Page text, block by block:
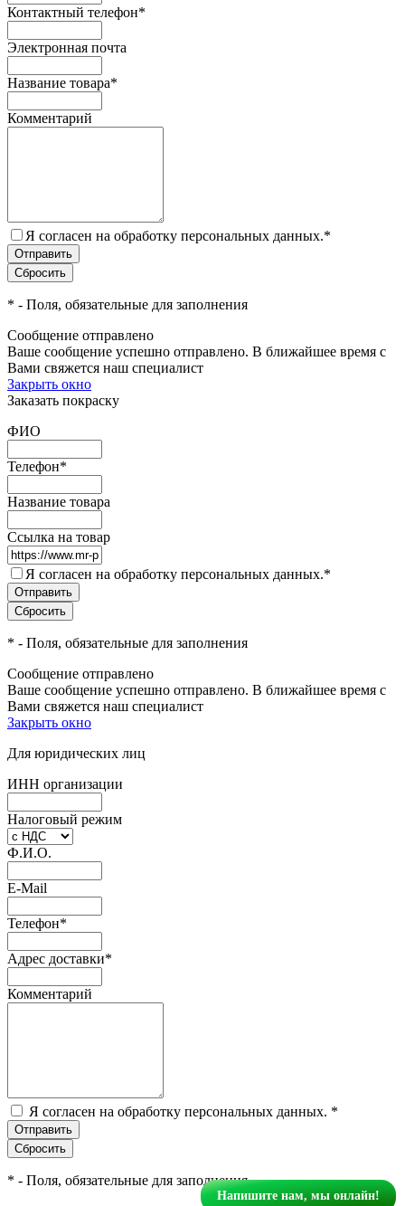
Контактный телефон*
Электронная почта
Название товара*
Комментарий
Я согласен на обработку персональных данных.*
* - Поля, обязательные для заполнения
Сообщение отправлено
Ваше сообщение успешно отправлено. В ближайшее время с
Вами свяжется наш специалист
Закрыть окно
Заказать покраску
ФИО
Телефон*
Название товара
Ссылка на товар
Я согласен на обработку персональных данных.*
* - Поля, обязательные для заполнения
Сообщение отправлено
Ваше сообщение успешно отправлено. В ближайшее время с
Вами свяжется наш специалист
Закрыть окно
Для юридических лиц
ИНН организации
Налоговый режим
Ф.И.О.
E-Mail
Телефон*
Адрес доставки*
Комментарий
Я согласен на обработку персональных данных. *
* - Поля, обязательные для заполнения
Напишите нам, мы онлайн!